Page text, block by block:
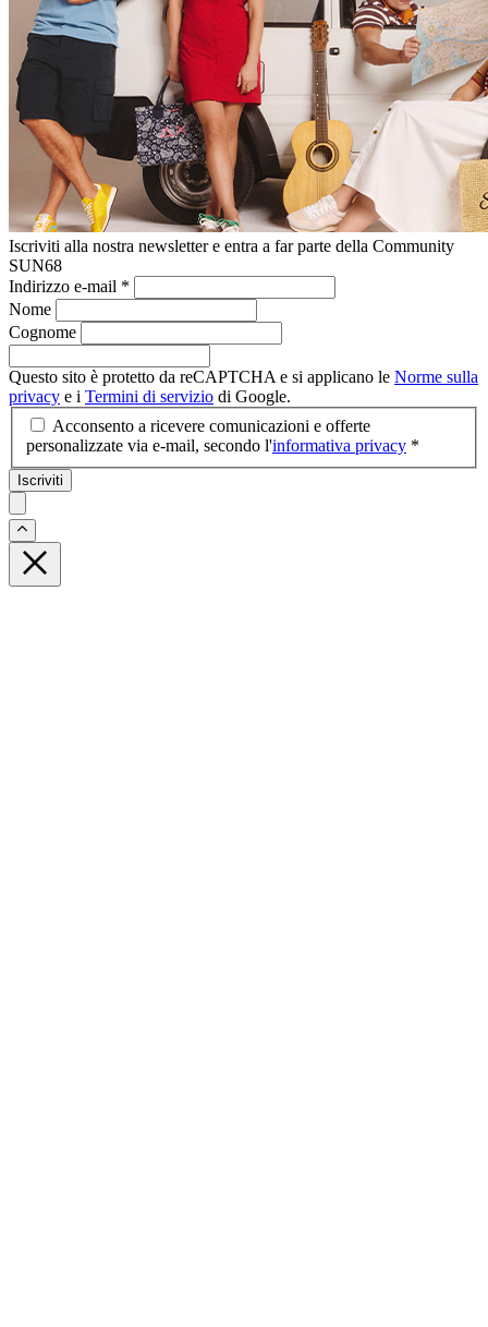
Iscriviti alla nostra newsletter e entra a far parte della Community
SUN68
Indirizzo e-mail *
Nome
Cognome
Questo sito è protetto da reCAPTCHA e si applicano le Norme sulla
privacy e i Termini di servizio di Google.
Acconsento a ricevere comunicazioni e offerte
personalizzate via e-mail, secondo l'informativa privacy *
Iscriviti